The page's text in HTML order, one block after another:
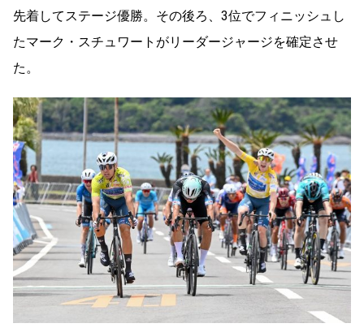
先着してステージ優勝。その後ろ、3位でフィニッシュし
たマーク・スチュワートがリーダージャージを確定させ
た。